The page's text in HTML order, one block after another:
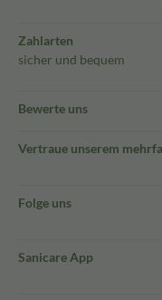
Zahlarten
sicher und bequem
Bewerte uns
Vertraue unserem
Folge uns
Sanicare App